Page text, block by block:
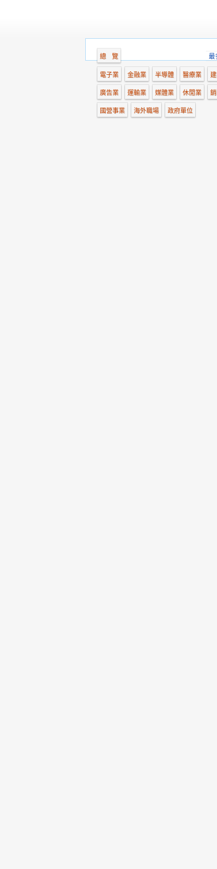
總 覽 最
電子業 金融業 半導體 醫療業
廣告業 運輸業 媒體業 休閒業
國營事業 海外職場 政府單位